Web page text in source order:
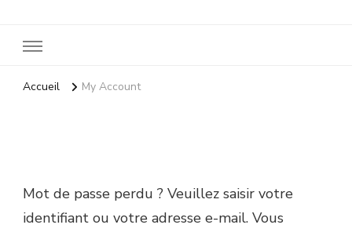
Accueil My Account
Mot de passe perdu ? Veuillez saisir votre
identifiant ou votre adresse e-mail. Vous